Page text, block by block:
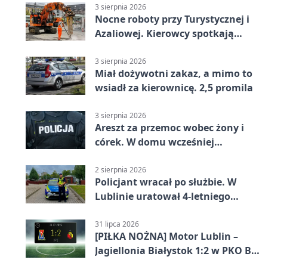
3 sierpnia 2026
Nocne roboty przy Turystycznej i
Azaliowej. Kierowcy spotkają
3 sierpnia 2026
Miał dożywotni zakaz, a mimo to
wsiadł za kierownicę. 2,5 promila
3 sierpnia 2026
Areszt za przemoc wobec żony i
córek. W domu wcześniej
2 sierpnia 2026
Policjant wracał po służbie. W
Lublinie uratował 4-letniego
31 lipca 2026
[PIŁKA NOŻNA] Motor Lublin –
Jagiellonia Białystok 1:2 w PKO BP